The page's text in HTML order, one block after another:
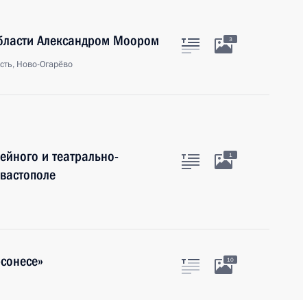
Александром Моором
Ново-Огарёво
3
и театрально-
1
10